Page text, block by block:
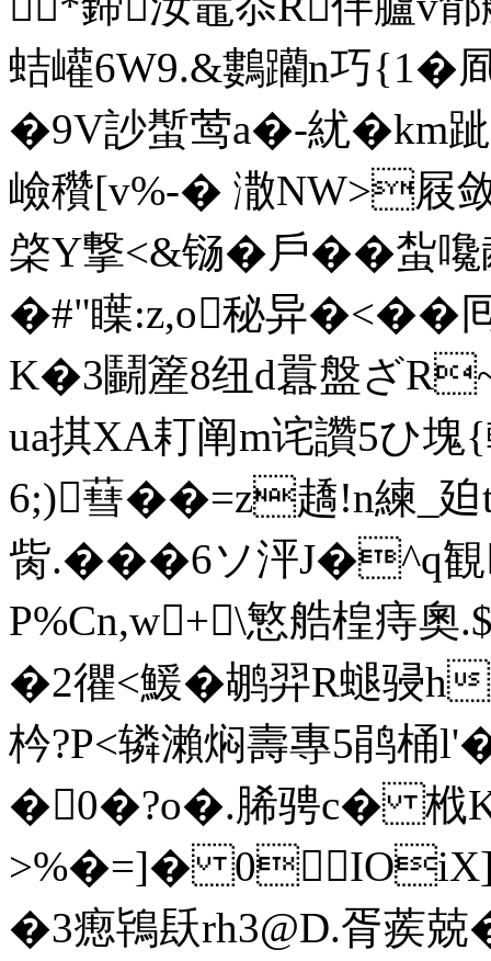
蛣巏6W9.&鷜躪n巧
�9V訬蟴莺a�-紌�km
嶮穳[v%-� 潵NW>屐
棨Y撃<&铴�戶��
�#"瞸:z,o秘异�<��
K�3鬭簅8纽d囂盤ざ
ua掑XA耓阐m诧讚5ひ
6;)蔧��=z趫!n練_
胔.�� �6ソ泙J�^q観
P%Cn,w+\慜艁楻痔
�2忂<鰀�鹕羿R螁骎
枔?P<辚瀨焖壽專5鹃
�0�?o�.脪骋c� 栰K
>% �=]� 0IOiX]
�3瘛鴇镺rh3@D.胥蒺